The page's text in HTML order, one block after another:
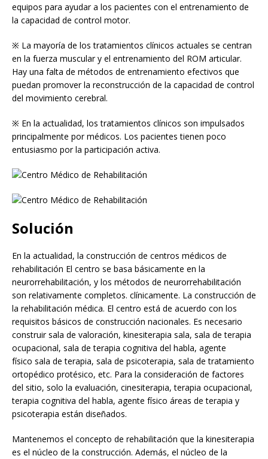
equipos para ayudar a los pacientes con el entrenamiento de
la capacidad de control motor.
※ La mayoría de los tratamientos clínicos actuales se centran
en la fuerza muscular y el entrenamiento del ROM articular.
Hay una falta de métodos de entrenamiento efectivos que
puedan promover la reconstrucción de la capacidad de control
del movimiento cerebral.
※ En la actualidad, los tratamientos clínicos son impulsados
principalmente por médicos. Los pacientes tienen poco
entusiasmo por la participación activa.
Solución
En la actualidad, la construcción de centros médicos de
rehabilitación El centro se basa básicamente en la
neurorrehabilitación, y los métodos de neurorrehabilitación
son relativamente completos. clínicamente. La construcción de
la rehabilitación médica. El centro está de acuerdo con los
requisitos básicos de construcción nacionales. Es necesario
construir sala de valoración, kinesiterapia sala, sala de terapia
ocupacional, sala de terapia cognitiva del habla, agente
físico sala de terapia, sala de psicoterapia, sala de tratamiento
ortopédico protésico, etc. Para la consideración de factores
del sitio, solo la evaluación, cinesiterapia, terapia ocupacional,
terapia cognitiva del habla, agente físico áreas de terapia y
psicoterapia están diseñados.
Mantenemos el concepto de rehabilitación que la kinesiterapia
es el núcleo de la construcción. Además, el núcleo de la